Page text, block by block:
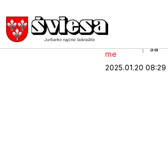
me
sa
2025.01.20 08:29